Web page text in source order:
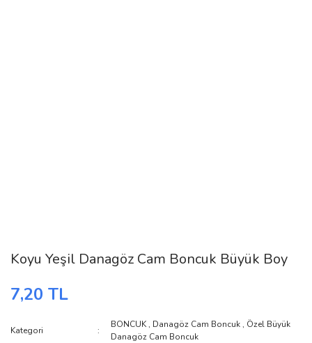
Koyu Yeşil Danagöz Cam Boncuk Büyük Boy
7,20 TL
Kategori
BONCUK , Danagöz Cam Boncuk , Özel Büyük
Danagöz Cam Boncuk